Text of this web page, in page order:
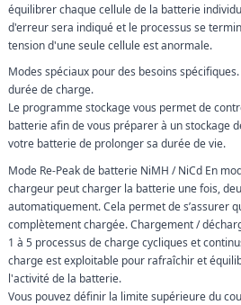
équilibrer chaque cellule de la batterie
d'erreur sera indiqué et le processus se
tension d'une seule cellule est anormale.
Modes spéciaux pour des besoins
durée de charge.
Le programme stockage vous permet de
batterie afin de vous préparer à un stockage
votre batterie de prolonger sa durée de vie.
Mode Re-Peak de batterie NiMH / NiCd En
chargeur peut charger la batterie une fois,
automatiquement. Cela permet de s’assurer
complètement chargée. Chargement /
1 à 5 processus de charge cycliques et
charge est exploitable pour rafraîchir et
l'activité de la batterie.
Vous pouvez définir la limite supérieure du